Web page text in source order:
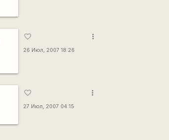
favorite_border
26 Июл, 2007 18:26
more_vert
favorite_border
27 Июл, 2007 04:15
more_vert